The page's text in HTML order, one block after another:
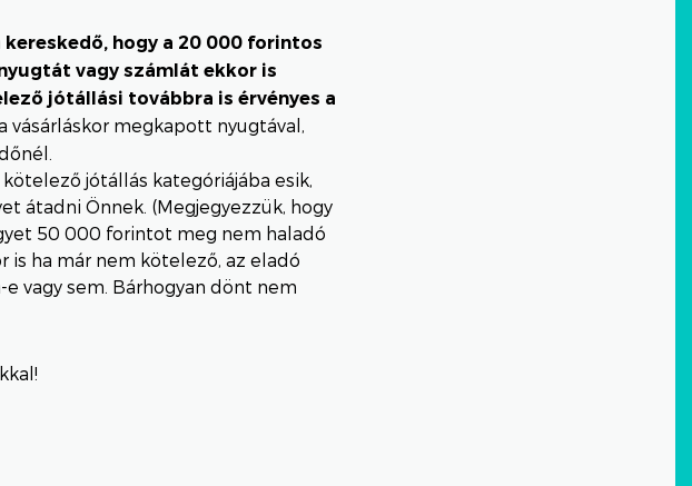
hogy a 20 000 forintos
vagy számlát ekkor is
jótállási továbbra is érvényes a
vásárláskor megkapott nyugtával,
jótállás kategóriájába esik,
átadni Önnek. (Megjegyezzük, hogy
50 000 forintot meg nem haladó
is ha már nem kötelező, az eladó
vagy sem. Bárhogyan dönt nem